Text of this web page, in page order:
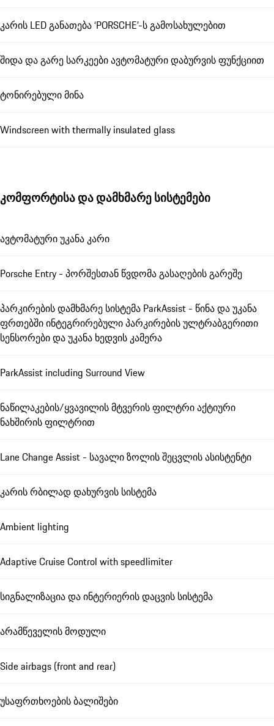
კარის LED განათება ‘PORSCHE’-ს გამოსახულებით
შიდა და გარე სარკეები ავტომატური დაბურვის ფუნქციით
ტონირებული მინა
Windscreen with thermally insulated glass
კომფორტისა და დამხმარე სისტემები
ავტომატური უკანა კარი
Porsche Entry - პორშესთან წვდომა გასაღების გარეშე
პარკირების დამხმარე სისტემა ParkAssist - წინა და უკანა
ფრთებში ინტეგრირებული პარკირების ულტრაბგერითი
სენსორები და უკანა ხედვის კამერა
ParkAssist including Surround View
ნაწილაკების/ყვავილის მტვერის ფილტრი აქტიური
ნახშირის ფილტრით
Lane Change Assist - სავალი ზოლის შეცვლის ასისტენტი
კარის რბილად დახურვის სისტემა
Ambient lighting
Adaptive Cruise Control with speedlimiter
სიგნალიზაცია და ინტერიერის დაცვის სისტემა
არამწეველის მოდული
Side airbags (front and rear)
უსაფრთხოების ბალიშები